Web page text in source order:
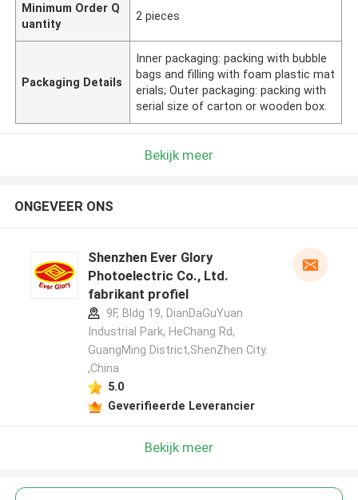
Minimum Order Q
uantity
2 pieces
Packaging Details
Inner packaging: packing with bubble
bags and filling with foam plastic mat
erials; Outer packaging: packing with
serial size of carton or wooden box.
Bekijk meer
ONGEVEER ONS
Shenzhen Ever Glory
Photoelectric Co., Ltd.
fabrikant profiel
9F, Bldg 19, DianDaGuYuan
Industrial Park, HeChang Rd,
GuangMing District,ShenZhen City.
,China
5.0
Geverifieerde Leverancier
Bekijk meer